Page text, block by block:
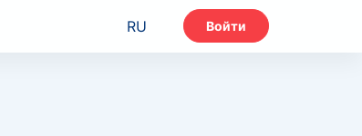
RU Войти